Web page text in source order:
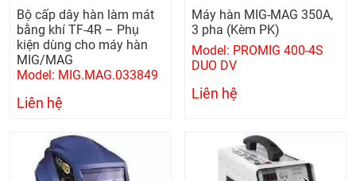
Bộ cấp dây hàn làm mát
bằng khí TF-4R – Phụ
kiện dùng cho máy hàn
MIG/MAG
Model: MIG.MAG.033849
Liên hệ
Máy hàn MIG-MAG 350A,
3 pha (Kèm PK)
Model: PROMIG 400-4S
DUO DV
Liên hệ